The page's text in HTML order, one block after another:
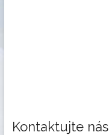
Kontaktujte nás